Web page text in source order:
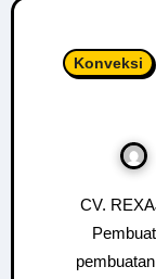
Konveksi
CV. REXAJAYAGeneral Supplier & Contractor